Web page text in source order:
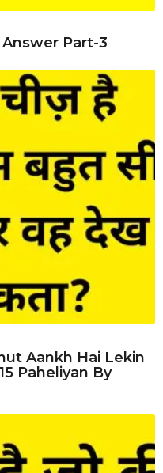
Part-3
Aankh Hai Lekin
Paheliyan By